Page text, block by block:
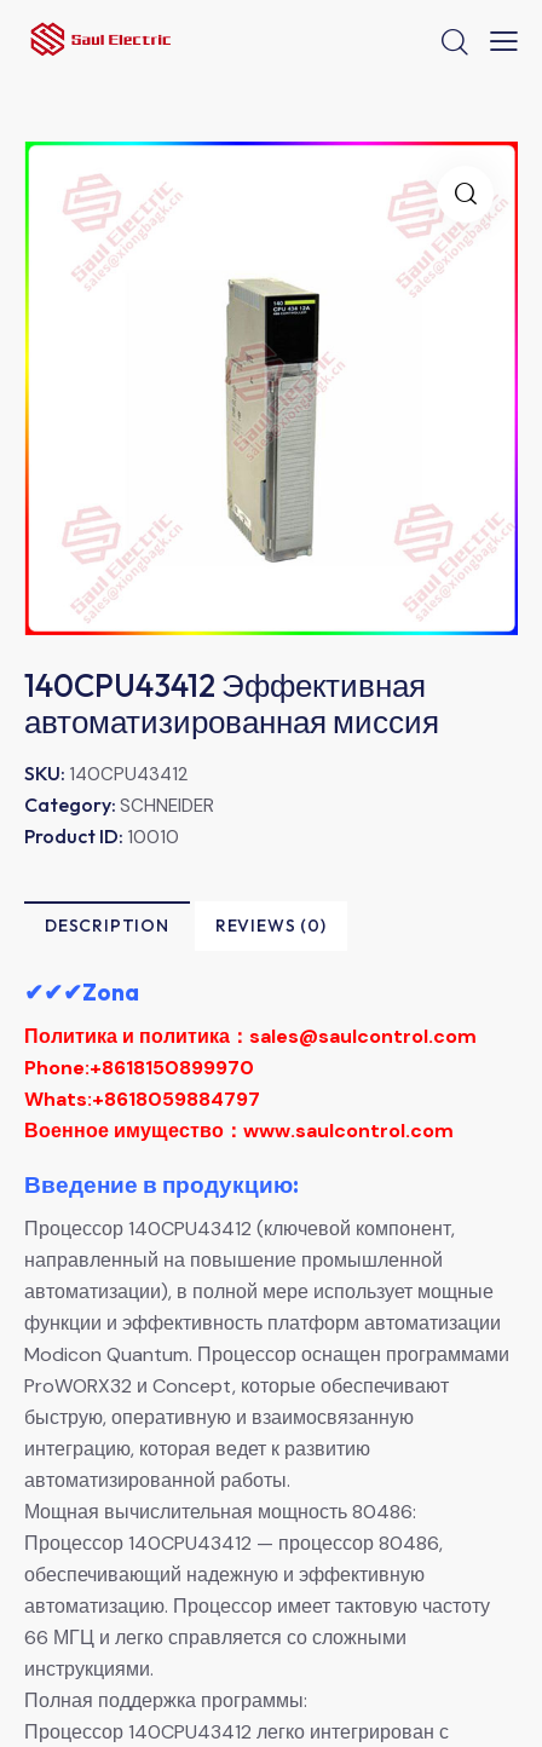
140CPU43412 Эффективная
автоматизированная миссия
SKU: 140CPU43412
Category: SCHNEIDER
Product ID: 10010
DESCRIPTION REVIEWS (0)
✔✔✔Zona
Политика и политика：sales@saulcontrol.com
Phone:+8618150899970
Whats:+8618059884797
Военное имущество：www.saulcontrol.com
Введение в продукцию:
Процессор 140CPU43412 (ключевой компонент,
направленный на повышение промышленной
автоматизации), в полной мере использует мощные
функции и эффективность платформ автоматизации
Modicon Quantum. Процессор оснащен программами
ProWORX32 и Concept, которые обеспечивают
быструю, оперативную и взаимосвязанную
интеграцию, которая ведет к развитию
автоматизированной работы.
Мощная вычислительная мощность 80486:
Процессор 140CPU43412 — процессор 80486,
обеспечивающий надежную и эффективную
автоматизацию. Процессор имеет тактовую частоту
66 МГЦ и легко справляется со сложными
инструкциями.
Полная поддержка программы:
Процессор 140CPU43412 легко интегрирован с